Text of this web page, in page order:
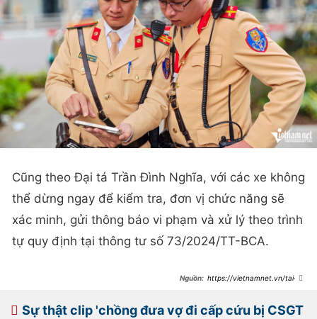
Cũng theo Đại tá Trần Đình Nghĩa, với các xe không
thể dừng ngay để kiểm tra, đơn vị chức năng sẽ
xác minh, gửi thông báo vi phạm và xử lý theo trình
tự quy định tại thông tư số 73/2024/TT-BCA.
https://vietnamnet.vn/tai-
2371370.html
Sự thật clip 'chồng đưa vợ đi cấp cứu bị CSGT